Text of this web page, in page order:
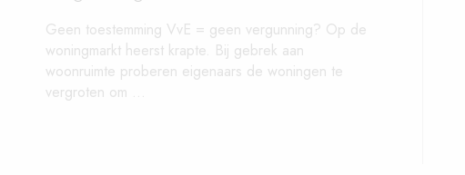
Geen toestemming VvE = geen vergunning? Op de
woningmarkt heerst krapte. Bij gebrek aan
woonruimte proberen eigenaars de woningen te
vergroten om ...